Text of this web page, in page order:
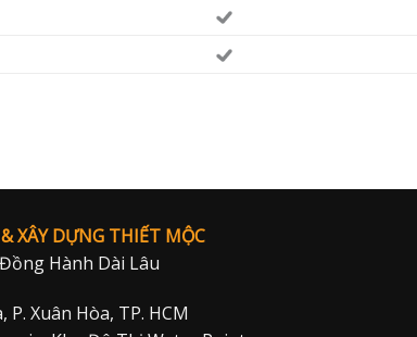
XÂY DỰNG THIẾT MỘC
Hành Dài Lâu
P. Xuân Hòa, TP. HCM